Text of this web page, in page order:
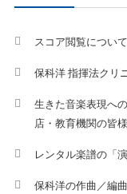
スコア閲覧について
保科洋 指揮法クリ
生きた音楽表現へ
店・教育機関の皆様
レンタル楽譜の「
保科洋の作曲／編